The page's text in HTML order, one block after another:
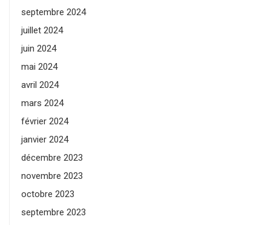
septembre 2024
juillet 2024
juin 2024
mai 2024
avril 2024
mars 2024
février 2024
janvier 2024
décembre 2023
novembre 2023
octobre 2023
septembre 2023